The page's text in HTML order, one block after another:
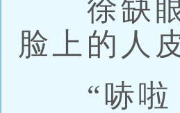
徐缺眼
脸上的人
“哧啦